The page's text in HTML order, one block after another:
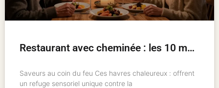
Restaurant avec cheminée : les 10 meilleures adresses pour un hiver chaleureux
Saveurs au coin du feu Ces havres chaleureux : offrent
un refuge sensoriel unique contre la